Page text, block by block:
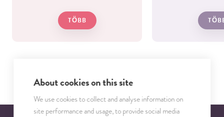
TÖBB
About cookies on this site
We use cookies to collect and analyse information on
site performance and usage, to provide social media